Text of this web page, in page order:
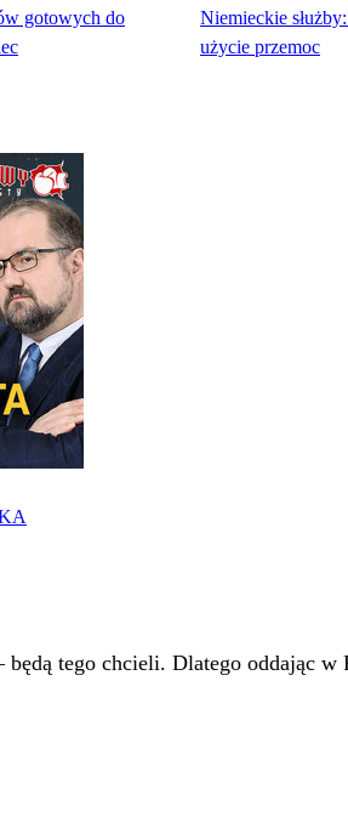
gotowych do
Niemieckie
użycie przemoc
tego chcieli. Dlatego oddając w